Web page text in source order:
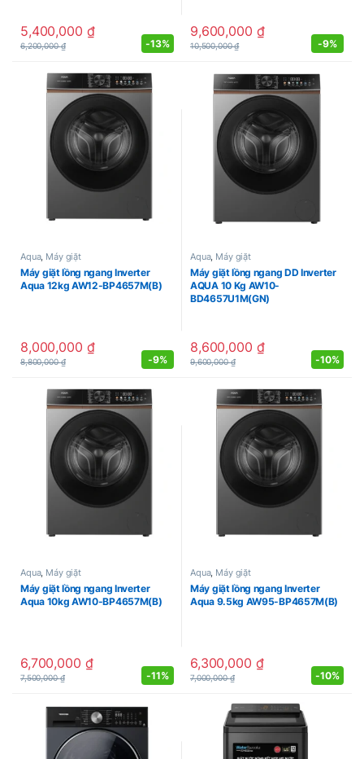
5,400,000 ₫
6,200,000₫ -13%
9,600,000 ₫
10,500,000₫ -9%
Aqua, Máy giặt
Máy giặt lồng ngang Inverter
Aqua 12kg AW12-BP4657M(B)
8,000,000 ₫
8,800,000₫ -9%
Aqua, Máy giặt
Máy giặt lồng ngang DD Inverter
AQUA 10 Kg AW10-
BD4657U1M(GN)
8,600,000 ₫
9,600,000₫ -10%
Aqua, Máy giặt
Máy giặt lồng ngang Inverter
Aqua 10kg AW10-BP4657M(B)
6,700,000 ₫
7,500,000₫ -11%
Aqua, Máy giặt
Máy giặt lồng ngang Inverter
Aqua 9.5kg AW95-BP4657M(B)
6,300,000 ₫
7,000,000₫ -10%